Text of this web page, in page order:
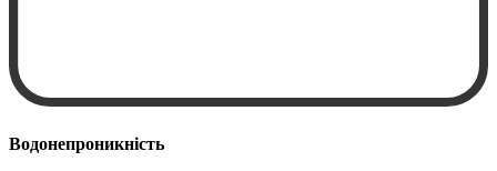
Водонепроникність